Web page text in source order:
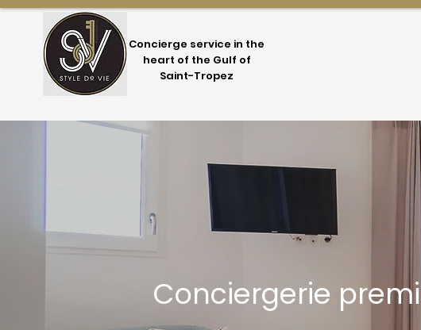
Concierge service in the
heart of the Gulf of
Saint-Tropez
Conciergerie